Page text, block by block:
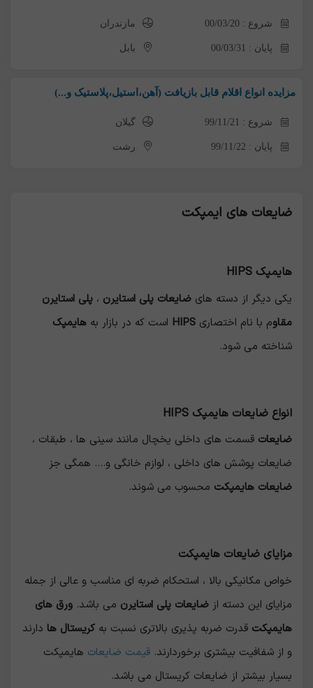
شروع : 00/03/20 مازندران
پایان : 00/03/31 بابل
مزایده انواع اقلام قابل بازیافت (آهن،استیل،پلاستیک و...)
شروع : 99/11/21 گیلان
پایان : 99/11/22 رشت
ضایعات های ایمپکت
هایمپک HIPS
یکی دیگر از دسته های ضایعات پلی استایرن ، پلی استایرن
مقاوم با نام اختصاری HIPS است که در بازار به هایمپک
شناخته می شود.
انواع ضایعات هایمپک HIPS
ضایعات قسمت های داخلی یخچال مانند سینی ها ، طبقات ،
ضایعات پوشش های داخلی ، لوازم خانگی و.... همگی جز
ضایعات هایمپکت محسوب می شوند.
مزایای ضایعات هایمپکت
خواص مکانیکی بالا ، استحکام ضربه ای مناسب و عالی از جمله
مزایای این دسته از ضایعات پلی استایرن می باشد. ورق های
هایمپکت قدرت ضربه پذیری بالاتری نسبت به کریستال ها دارند
و از شفافیت بیشتری برخوردارند. قیمت ضایعات هایمپکت
بسیار بیشتر از ضایعات کریستال می باشد.